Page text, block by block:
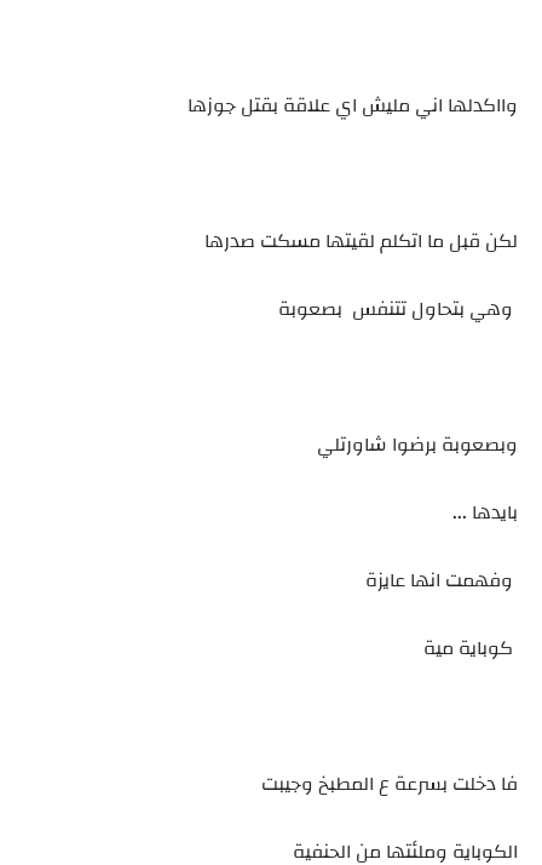
وااكدلها اني مليش اي علاقة بقتل جوزها
لكن قبل ما اتكلم لقيتها مسكت صدرها
وهي بتحاول تتنفس بصعوبة
وبصعوبة برضوا شاورتلي
بايدها ...
وفهمت انها عايزة
كوباية مية
فا دخلت بسرعة ع المطبخ وجيبت
الكوباية وملئتها من الحنفية